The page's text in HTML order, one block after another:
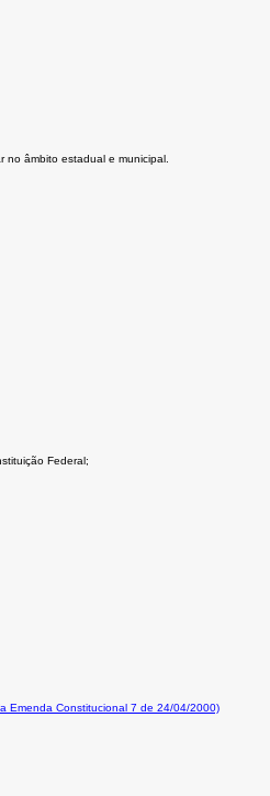
âmbito estadual e municipal.
Federal;
Emenda Constitucional 7 de 24/04/2000)